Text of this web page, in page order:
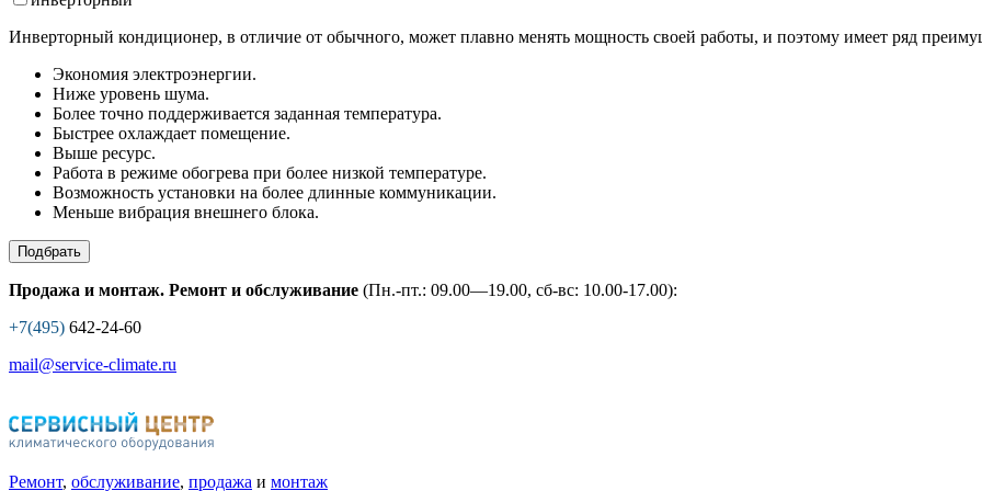
Инверторный кондиционер, в отличие от обычного, может плавно менять мощность своей работы, и поэтому имеет ряд
Экономия электроэнергии.
Ниже уровень шума.
Более точно поддерживается заданная температура.
Быстрее охлаждает помещение.
Выше ресурс.
Работа в режиме обогрева при более низкой температуре.
Возможность установки на более длинные коммуникации.
Меньше вибрация внешнего блока.
Подбрать
Продажа и монтаж. Ремонт и обслуживание (Пн.-пт.: 09.00—19.00, сб-вс: 10.00-17.00):
+7(495) 642-24-60
mail@service-climate.ru
Ремонт, обслуживание, продажа и монтаж